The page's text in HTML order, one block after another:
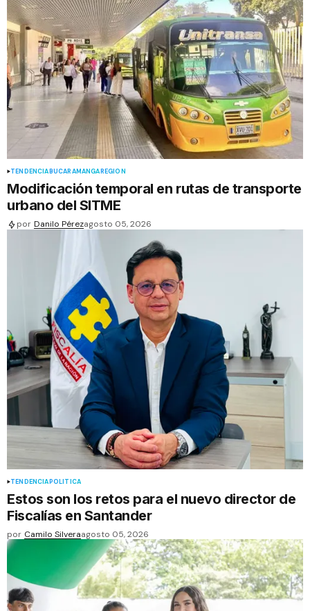
TENDENCIABUCARAMANGAREGIÓN
Modificación temporal en rutas de transporte
urbano del SITME
por Danilo Pérezagosto 05, 2026
TENDENCIAPOLÍTICA
Estos son los retos para el nuevo director de
Fiscalías en Santander
por Camilo Silveraagosto 05, 2026